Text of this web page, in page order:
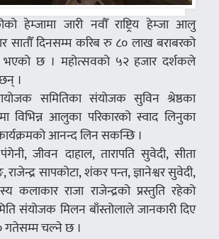
हेम्जामा जारी नवौँ राष्ट्रिय हेम्जा आलु
सातौँ दिनसम्म करिब रु ८० लाख बराबरको
भएको छ । महोत्सवको ५२ हजार दर्शकले
।
समितिका संयोजक सुविन श्रेष्ठका
विभिन्न आलुका परिकारको स्वाद लिनुका
आनन्द लिन सकन्छि ।
पंगेनी, जीवन दाहाल, तारापति सुवेदी, सीता
सापकोटा, शंकर पन्त, ज्ञानेश्वर सुवेदी,
कलाकार राजा राजेन्द्रको प्रस्तुति रहेको
संयोजक मिलन बाँस्तोलाले जानकारी दिए
गतेसम्म चल्ने छ ।